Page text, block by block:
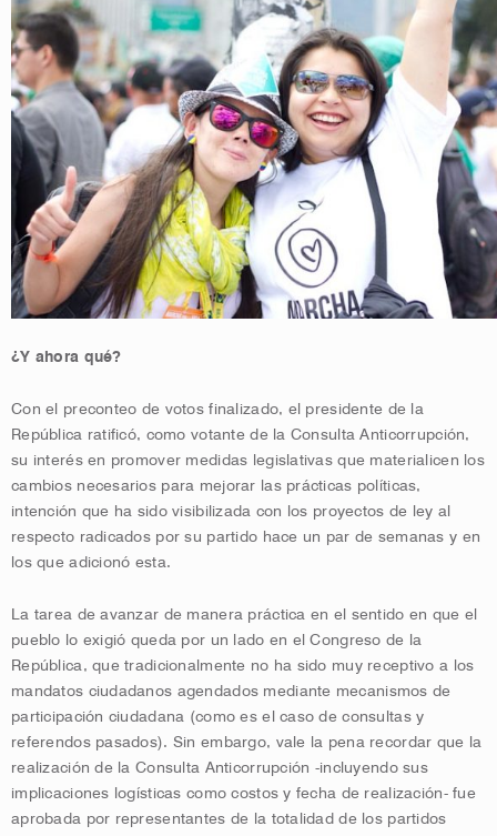
¿Y ahora qué?
Con el preconteo de votos finalizado, el presidente de la
República ratificó, como votante de la Consulta Anticorrupción,
su interés en promover medidas legislativas que materialicen los
cambios necesarios para mejorar las prácticas políticas,
intención que ha sido visibilizada con los proyectos de ley al
respecto radicados por su partido hace un par de semanas y en
los que adicionó esta.
La tarea de avanzar de manera práctica en el sentido en que el
pueblo lo exigió queda por un lado en el Congreso de la
República, que tradicionalmente no ha sido muy receptivo a los
mandatos ciudadanos agendados mediante mecanismos de
participación ciudadana (como es el caso de consultas y
referendos pasados). Sin embargo, vale la pena recordar que la
realización de la Consulta Anticorrupción -incluyendo sus
implicaciones logísticas como costos y fecha de realización- fue
aprobada por representantes de la totalidad de los partidos